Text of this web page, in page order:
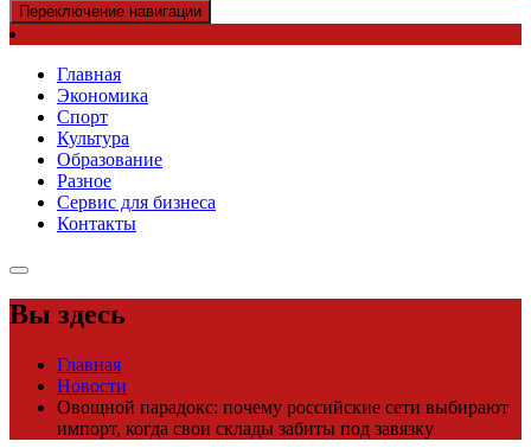
Переключение навигации
Главная
Экономика
Спорт
Культура
Образование
Разное
Сервис для бизнеса
Контакты
Вы здесь
Главная
Новости
Овощной парадокс: почему российские сети выбирают
импорт, когда свои склады забиты под завязку